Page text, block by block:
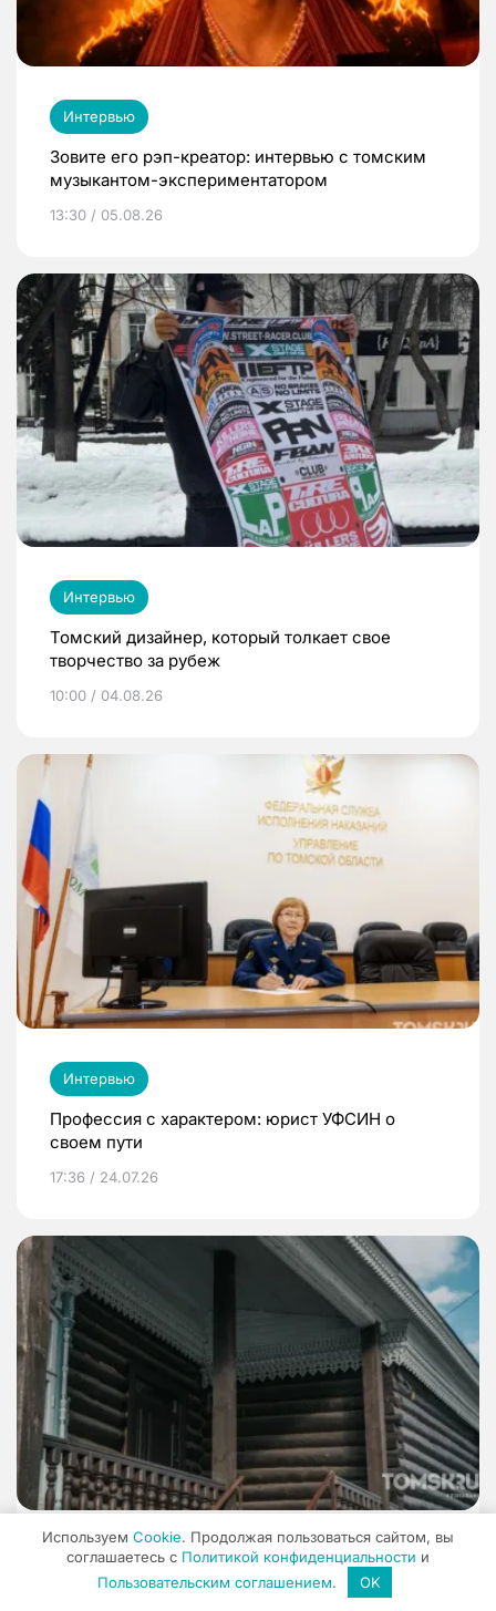
Интервью
Зовите его рэп-креатор: интервью с томским
музыкантом-экспериментатором
13:30 / 05.08.26
Интервью
Томский дизайнер, который толкает свое
творчество за рубеж
10:00 / 04.08.26
Интервью
Профессия с характером: юрист УФСИН о
своем пути
17:36 / 24.07.26
Интервью
Деревянное наследие Томска: что удалось
Используем Cookie. Продолжая пользоваться сайтом, вы
соглашаетесь с Политикой конфиденциальности и
Пользовательским соглашением. OK